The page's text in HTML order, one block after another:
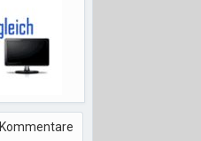
Kommentare